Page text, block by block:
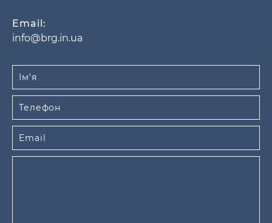
Email:
info@brg.in.ua